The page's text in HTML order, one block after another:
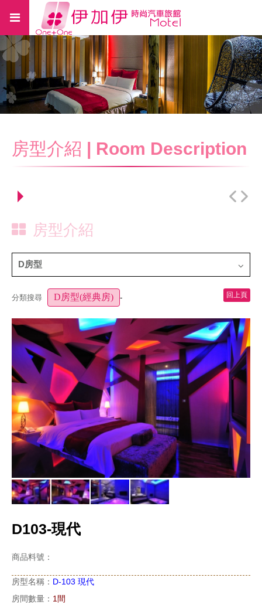
房型介紹 | Room Description
房型介紹
D房型
分類搜尋 D房型(經典房) - 回上頁
D103-現代
商品料號：
房型名稱： D-103 現代
房間數量： 1間